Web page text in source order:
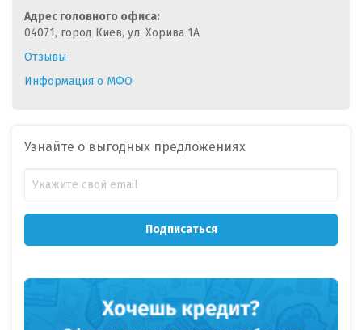
Адрес головного офиса:
04071, город Киев, ул. Хорива 1А
Отзывы
Информация о МФО
Узнайте о выгодных предложениях
Подписаться